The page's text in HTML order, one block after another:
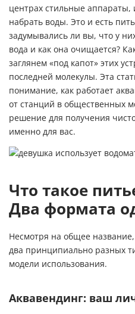
центрах стильные аппараты,
набрать воды. Это и есть
задумывались ли вы, что у
вода и как она очищается?
заглянем «под капот» этих
последней молекулы. Эта
понимание, как работает
от станций в общественных
решение для получения
именно для вас.
Что такое
Два формата
Несмотря на общее название,
два принципиально разных
модели использования.
Аквавендинг: ваш